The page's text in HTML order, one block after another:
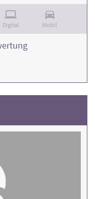
Digital Mobil